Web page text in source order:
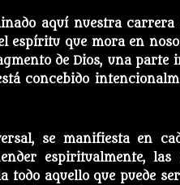
aquí nuestra
espíritu que mora en
de Dios, una parte
concebido
se manifiesta en
espiritualmente,
todo aquello que puede